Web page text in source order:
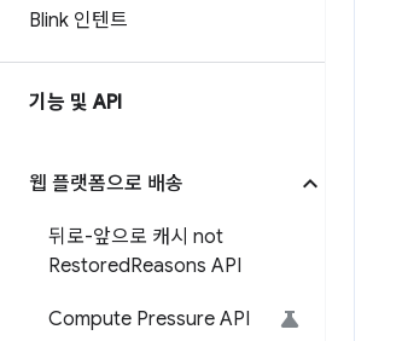
Blink 인텐트
기능 및 API
웹 플랫폼으로 배송
뒤로-앞으로 캐시 not
RestoredReasons API
Compute Pressure API